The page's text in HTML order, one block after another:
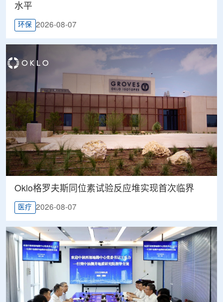
水平
环保 2026-08-07
Oklo格罗夫斯同位素试验反应堆实现首次临界
医疗 2026-08-07